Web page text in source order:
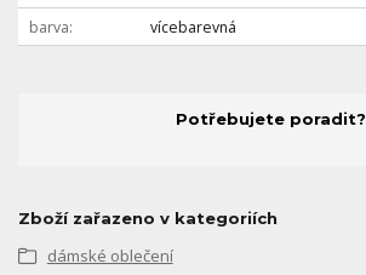
barva
vícebarevná
Potřebujete poradit?
Zboží zařazeno v kategoriích
dámské oblečení